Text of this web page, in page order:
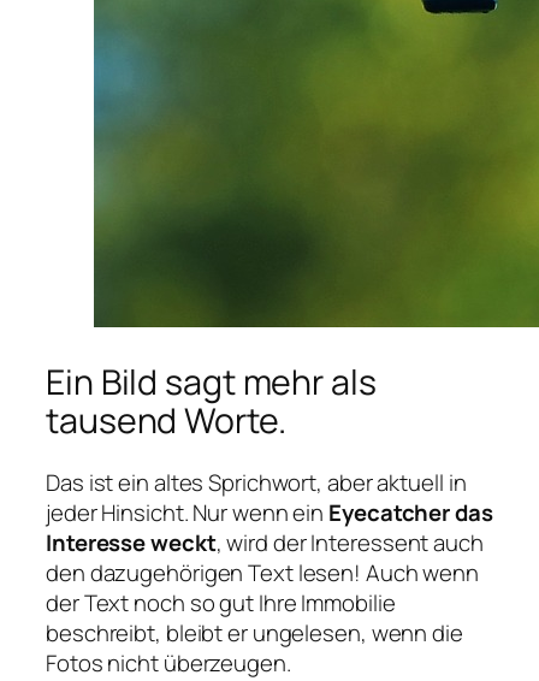
Ein Bild sagt mehr als
tausend Worte.
Das ist ein altes Sprichwort, aber aktuell in
jeder Hinsicht. Nur wenn ein Eyecatcher das
Interesse weckt, wird der Interessent auch
den dazugehörigen Text lesen! Auch wenn
der Text noch so gut Ihre Immobilie
beschreibt, bleibt er ungelesen, wenn die
Fotos nicht überzeugen.